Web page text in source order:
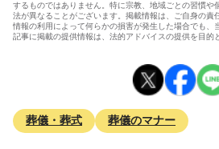
するものではありません。特に宗教、地域ごとの習慣や
法が異なることがございます。掲載情報は、ご自身の責
情報の利用によって何らかの損害が発生した場合でも、
記事に掲載の提供情報は、法的アドバイスの提供を目的
葬儀・葬式 葬儀のマナー